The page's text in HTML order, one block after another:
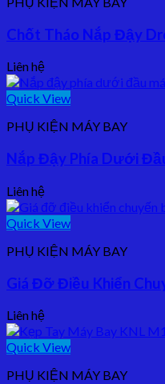
Chốt Tháo Nắp Đậy
Liên hệ
Quick View
PHỤ KIỆN MÁY BAY
Nắp Đậy Phía Dưới
Liên hệ
Quick View
PHỤ KIỆN MÁY BAY
Giá Đỡ Điều Khiển
Liên hệ
Quick View
PHỤ KIỆN MÁY BAY